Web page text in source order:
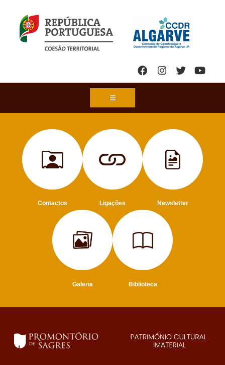
Contactos Ligações Newsletter
Galeria Biblioteca